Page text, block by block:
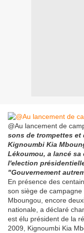
@Au lancement de
sons de trompettes et
Kignoumbi Kia
Lékoumou, a lancé sa
l'election
"Gouvernement
En présence des
son siège de
Mboungou, encore
nationale, a déclaré
est élu président de la
2009, Kignoumbi Kia